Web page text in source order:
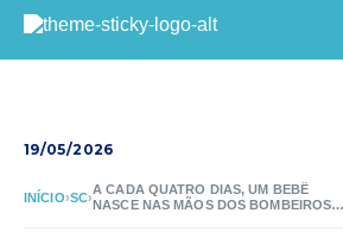
19/05/2026
INÍCIO›SC›
A CADA QUATRO DIAS, UM BEBÊ
NASCE NAS MÃOS DOS BOMBEIROS